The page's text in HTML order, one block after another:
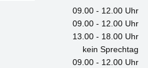
09.00 - 12.00 Uhr
09.00 - 12.00 Uhr
13.00 - 18.00 Uhr
kein Sprechtag
09.00 - 12.00 Uhr